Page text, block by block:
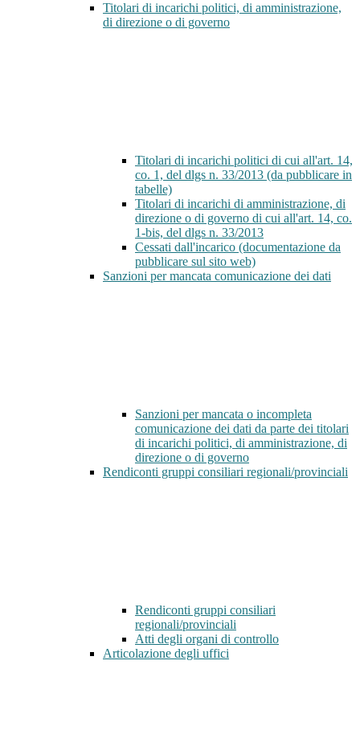
Titolari di incarichi politici, di amministrazione,
di direzione o di governo
Titolari di incarichi politici di cui all'art. 14,
co. 1, del dlgs n. 33/2013 (da pubblicare in
tabelle)
Titolari di incarichi di amministrazione, di
direzione o di governo di cui all'art. 14, co.
1-bis, del dlgs n. 33/2013
Cessati dall'incarico (documentazione da
pubblicare sul sito web)
Sanzioni per mancata comunicazione dei dati
Sanzioni per mancata o incompleta
comunicazione dei dati da parte dei titolari
di incarichi politici, di amministrazione, di
direzione o di governo
Rendiconti gruppi consiliari regionali/provinciali
Rendiconti gruppi consiliari
regionali/provinciali
Atti degli organi di controllo
Articolazione degli uffici